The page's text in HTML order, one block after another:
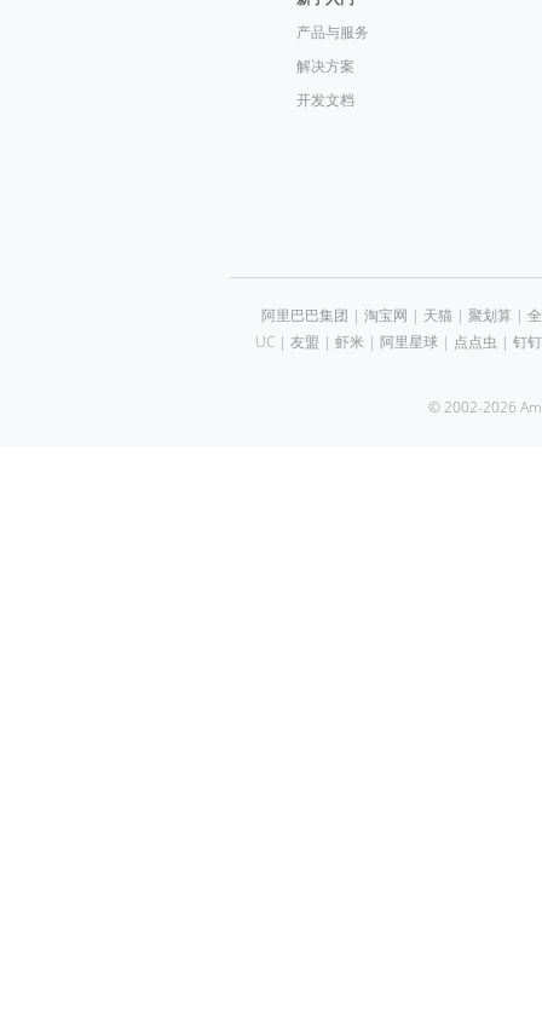
产品与服务
解决方案
开发文档
阿里巴巴集团 | 淘宝网 | 天猫| 聚划算 |
UC| 友盟 | 虾米 | 阿里星球| 点点虫 | 钉钉
© 2002-2026